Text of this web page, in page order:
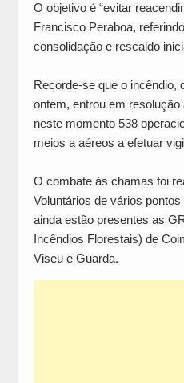
O objetivo é “evitar
Francisco Peraboa,
consolidação e rescaldo
Recorde-se que o incêndio,
ontem, entrou em
neste momento 538
meios a aéreos a efetuar
O combate às chamas foi
Voluntários de vários
ainda estão presentes as
Incêndios Florestais) de
Viseu e Guarda.